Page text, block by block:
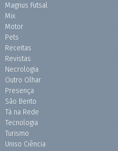
Magnus Futsal
Mix
Motor
Pets
Receitas
Revistas
Necrologia
Outro Olhar
Presença
São Bento
Tá na Rede
Tecnologia
Turismo
Uniso Ciência